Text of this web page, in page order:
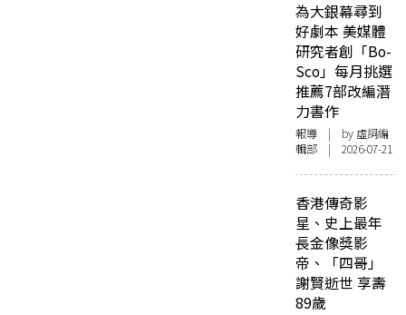
為大銀幕尋到
好劇本 美媒體
研究者創「Bo-
Sco」每月挑選
推薦7部改編潛
力書作
報導 | by 虛詞編
輯部 | 2026-07-21
香港傳奇影
星、史上最年
長金像獎影
帝、「四哥」
謝賢逝世 享壽
89歲